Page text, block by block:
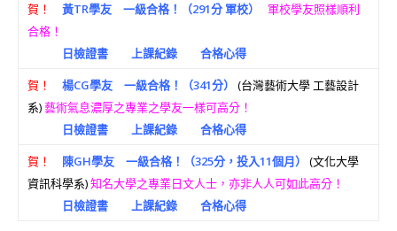
賀！
黃TR學友 一級合格！（291分 軍校）
軍校學友照樣順利
合格！
日檢證書
上課紀錄
合格心得
賀！
楊CG學友 一級合格！（341分）
(台灣藝術大學 工藝設計
系)藝術氣息濃厚之專業之學友一樣可高分！
日檢證書
上課紀錄
合格心得
賀！
陳GH學友 一級合格！（325分，投入11個月）
(文化大學
資訊科學系)知名大學之專業日文人士，亦非人人可如此高分！
日檢證書
上課紀錄 合格心得